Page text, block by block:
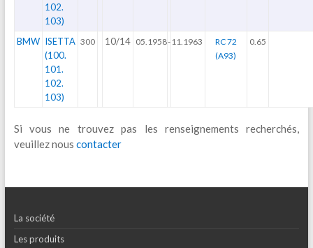
102.
103)
BMW ISETTA
(100.
101.
102.
103)
300 10/14 05.1958-11.1963
RC 72
(A93)
0.65
Si vous ne trouvez pas les renseignements recherchés,
veuillez nous contacter
La société
Les produits